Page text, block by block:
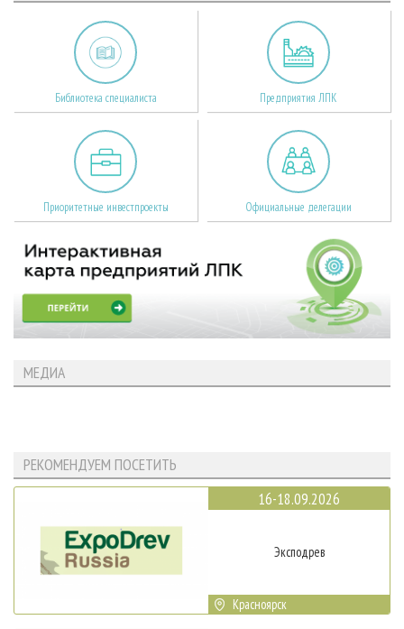
Библиотека специалиста Предприятия ЛПК
Приоритетные инвестпроекты Официальные делегации
МЕДИА
РЕКОМЕНДУЕМ ПОСЕТИТЬ
16-18.09.2026
Эксподрев
Красноярск